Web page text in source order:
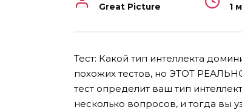
Great Picture 1
Тест: Какой тип интеллекта
похожих тестов, но ЭТОТ
тест определит ваш тип
несколько вопросов, и тогда вы